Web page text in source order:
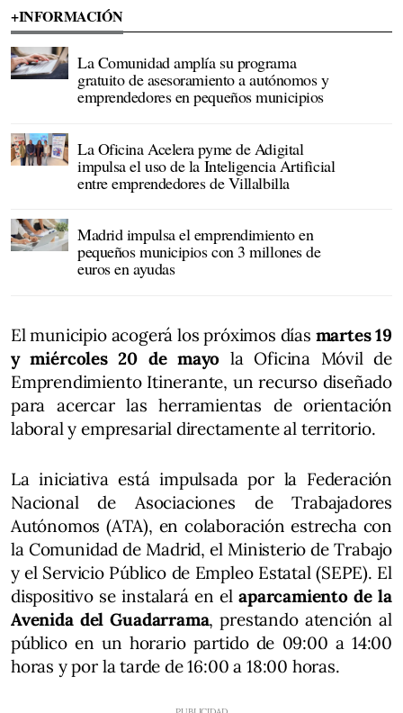
+INFORMACIÓN
La Comunidad amplía su programa
gratuito de asesoramiento a autónomos y
emprendedores en pequeños municipios
La Oficina Acelera pyme de Adigital
impulsa el uso de la Inteligencia Artificial
entre emprendedores de Villalbilla
Madrid impulsa el emprendimiento en
pequeños municipios con 3 millones de
euros en ayudas
El municipio acogerá los próximos días martes 19
y miércoles 20 de mayo la Oficina Móvil de
Emprendimiento Itinerante, un recurso diseñado
para acercar las herramientas de orientación
laboral y empresarial directamente al territorio.
La iniciativa está impulsada por la Federación
Nacional de Asociaciones de Trabajadores
Autónomos (ATA), en colaboración estrecha con
la Comunidad de Madrid, el Ministerio de Trabajo
y el Servicio Público de Empleo Estatal (SEPE). El
dispositivo se instalará en elaparcamiento de la
Avenida del Guadarrama, prestando atención al
público en un horario partido de 09:00 a 14:00
horas y por la tarde de 16:00 a 18:00 horas.